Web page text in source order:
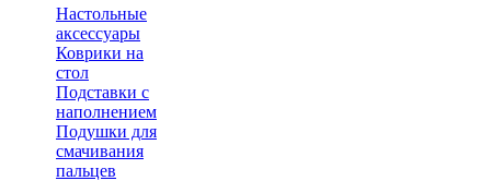
Настольные
аксессуары
Коврики на
стол
Подставки с
наполнением
Подушки для
смачивания
пальцев